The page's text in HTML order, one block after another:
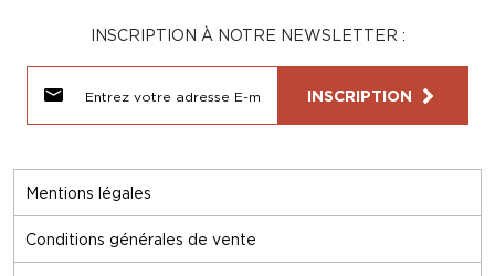
Mentions légales
Conditions générales de vente
INSCRIPTION À NOTRE NEWSLETTER :
INSCRIPTION